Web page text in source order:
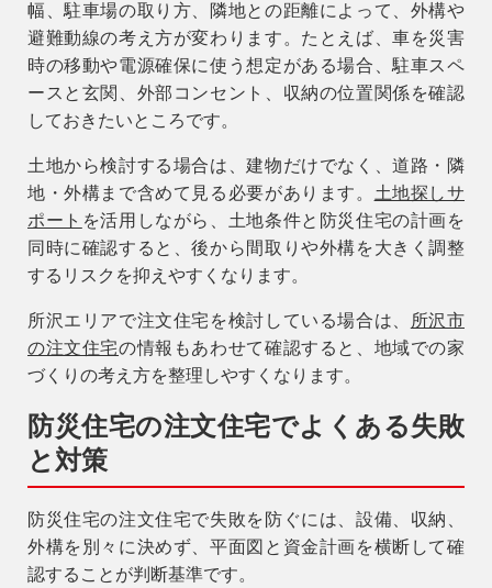
幅、駐車場の取り方、隣地との距離によって、外構や
避難動線の考え方が変わります。たとえば、車を災害
時の移動や電源確保に使う想定がある場合、駐車スペ
ースと玄関、外部コンセント、収納の位置関係を確認
しておきたいところです。
土地から検討する場合は、建物だけでなく、道路・隣
地・外構まで含めて見る必要があります。 土地探しサ
ポート を活用しながら、土地条件と防災住宅の計画を
同時に確認すると、後から間取りや外構を大きく調整
するリスクを抑えやすくなります。
所沢エリアで注文住宅を検討している場合は、
所沢市
の注文住宅の情報もあわせて確認すると、地域での家
づくりの考え方を整理しやすくなります。
防災住宅の注文住宅でよくある失敗
と対策
防災住宅の注文住宅で失敗を防ぐには、設備、収納、
外構を別々に決めず、平面図と資金計画を横断して確
認することが判断基準です。